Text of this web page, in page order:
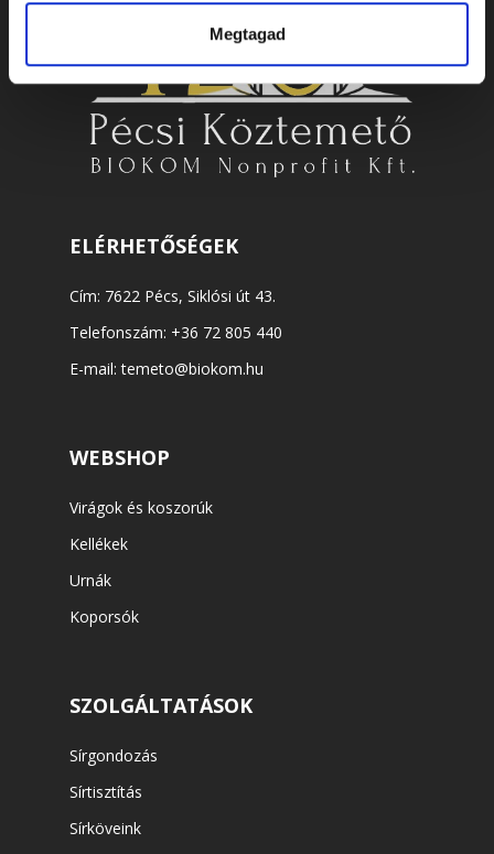
Megtagad
ELÉRHETŐSÉGEK
Cím: 7622 Pécs, Siklósi út 43.
Telefonszám: +36 72 805 440
E-mail:temeto@biokom.hu
WEBSHOP
Virágok és koszorúk
Kellékek
Urnák
Koporsók
SZOLGÁLTATÁSOK
Sírgondozás
Sírtisztítás
Sírköveink